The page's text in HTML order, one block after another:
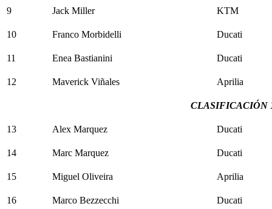
9 Jack Miller KTM
10 Franco Morbidelli Ducati
11 Enea Bastianini Ducati
12 Maverick Viñales Aprilia
CLASIFICACIÓN
13 Alex Marquez Ducati
14 Marc Marquez Ducati
15 Miguel Oliveira Aprilia
16 Marco Bezzecchi Ducati